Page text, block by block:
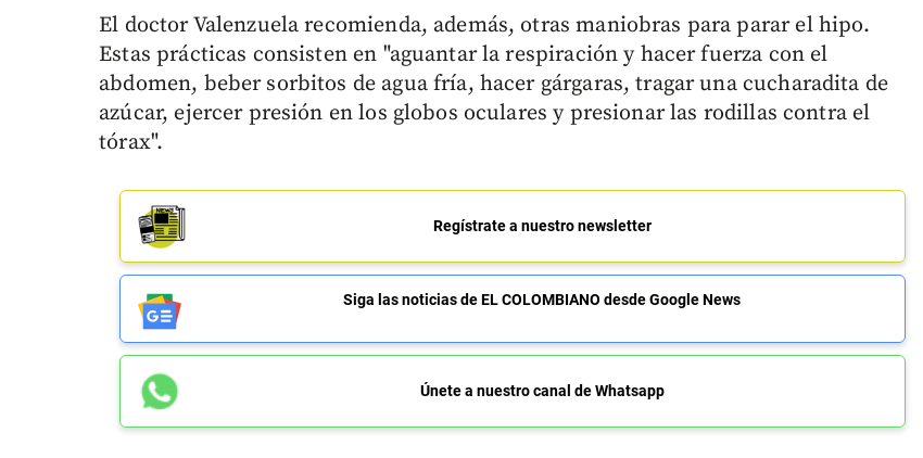
El doctor Valenzuela recomienda, además, otras maniobras para parar el hipo.
Estas prácticas consisten en "aguantar la respiración y hacer fuerza con el
abdomen, beber sorbitos de agua fría, hacer gárgaras, tragar una cucharadita de
azúcar, ejercer presión en los globos oculares y presionar las rodillas contra el
tórax".
Regístrate a nuestro newsletter
Siga las noticias de EL COLOMBIANO desde Google News
Únete a nuestro canal de Whatsapp